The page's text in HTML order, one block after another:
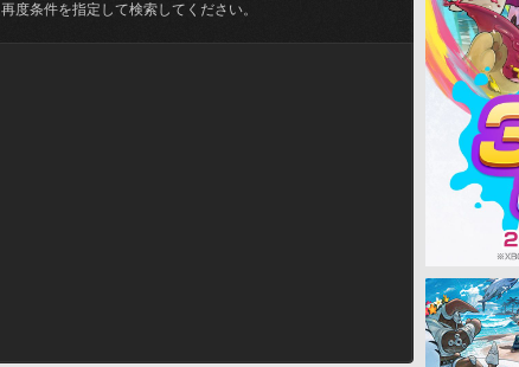
再度条件を指定して検索してください。